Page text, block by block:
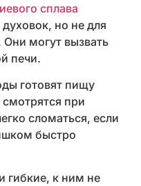
сплава
но не для
могут вызвать
печи.
готовят пищу
при
сломаться, если
быстро
гибкие, к ним не